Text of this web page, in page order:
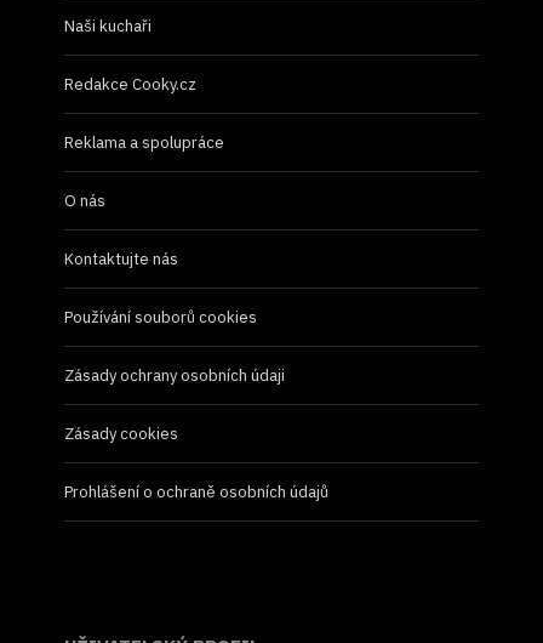
Naši kuchaři
Redakce Cooky.cz
Reklama a spolupráce
O nás
Kontaktujte nás
Používání souborů cookies
Zásady ochrany osobních údaji
Zásady cookies
Prohlášení o ochraně osobních údajů